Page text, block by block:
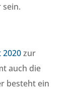
2020zur
auch die
besteht ein